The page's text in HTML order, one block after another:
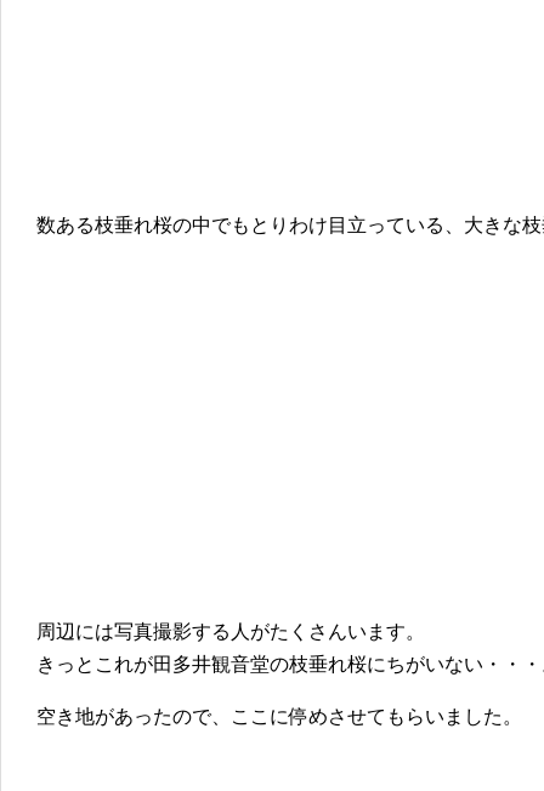
数ある枝垂れ桜の中でもとりわけ目立っている、大きな
周辺には写真撮影する人がたくさんいます。
きっとこれが田多井観音堂の枝垂れ桜にちがいない・・
空き地があったので、ここに停めさせてもらいました。